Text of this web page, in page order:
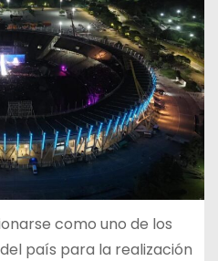
como uno de los
país para la realización